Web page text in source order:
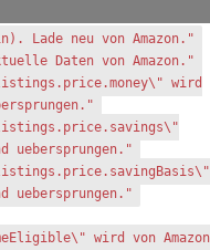
Lade neu von Amazon."
Daten von Amazon."
wird
uebersprungen."
uebersprungen."
wird von Amazon